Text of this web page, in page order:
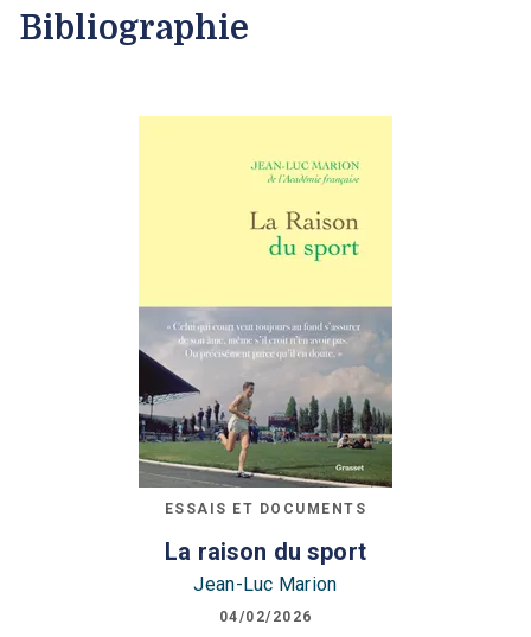
Bibliographie
ESSAIS ET DOCUMENTS
La raison du sport
Jean-Luc Marion
04/02/2026